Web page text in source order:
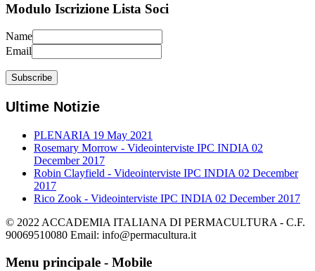
Modulo Iscrizione Lista Soci
Name
Email
Ultime Notizie
PLENARIA 19 May 2021
Rosemary Morrow - Videointerviste IPC INDIA 02
December 2017
Robin Clayfield - Videointerviste IPC INDIA 02 December
2017
Rico Zook - Videointerviste IPC INDIA 02 December 2017
© 2022 ACCADEMIA ITALIANA DI PERMACULTURA - C.F.
90069510080 Email: info@permacultura.it
Menu principale - Mobile